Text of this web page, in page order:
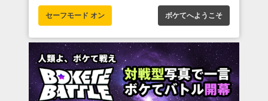
セーフモード オン ボケてへようこそ